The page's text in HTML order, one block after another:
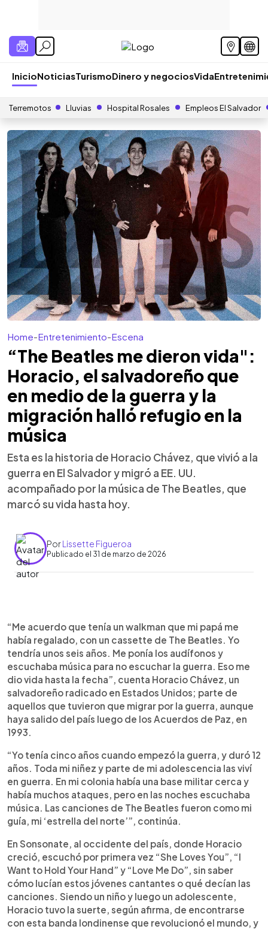
InicioNoticiasTurismoDinero y negociosVida
Terremotos Lluvias Hospital Rosales Empleos El Salvador
Home-Entretenimiento-Escena
“The Beatles me dieron vida":
Horacio, el salvadoreño que
en medio de la guerra y la
migración halló refugio en la
música
Esta es la historia de Horacio Chávez, que vivió a la
guerra en El Salvador y migró a EE. UU.
acompañado por la música de The Beatles, que
marcó su vida hasta hoy.
PorLissette Figueroa
Publicado el 31 de marzo de 2026
Escuchar artículo
Horacio Chávez, salvadoreño originario de
Sonsonate, encontró en la música de The Beatles
un refugio durante la guerra civil y, años después,
en su vida como migrante en Estados Unidos.
Desde niño, las canciones lo ayudaron a
sobrellevar el miedo, la soledad y el desarraigo.
En Miami, incluso aprendió inglés traduciendo un
libro de la banda. Décadas después, esa
conexión se transformó en Finding Shelter in
Sound, un libro donde narra su historia. Hoy, junto a
su esposa e hijas —cuyos nombres también rinden
homenaje a la banda—, la música sigue siendo el
hilo que une su vida familiar y emocional.
“Me acuerdo que tenía un walkman que mi papá me
había regalado, con un cassette de The Beatles. Yo
tendría unos seis años. Me ponía los audífonos y
escuchaba música para no escuchar la guerra. Eso me
dio vida hasta la fecha”, cuenta Horacio Chávez, un
salvadoreño radicado en Estados Unidos; parte de
aquellos que tuvieron que migrar por la guerra, aunque
haya salido del país luego de los Acuerdos de Paz, en
1993.
“Yo tenía cinco años cuando empezó la guerra, y duró 12
años. Toda mi niñez y parte de mi adolescencia las viví
en guerra. En mi colonia había una base militar cerca y
había muchos ataques, pero en las noches escuchaba
música. Las canciones de The Beatles fueron como mi
guía, mi ‘estrella del norte’”, continúa.
En Sonsonate, al occidente del país, donde Horacio
creció, escuchó por primera vez “She Loves You”, “I
Want to Hold Your Hand” y “Love Me Do”, sin saber
cómo lucían estos jóvenes cantantes o qué decían las
canciones. Siendo un niño y luego un adolescente,
Horacio tuvo la suerte, según afirma, de encontrarse
con esta banda londinense que revolucionó el mundo, y